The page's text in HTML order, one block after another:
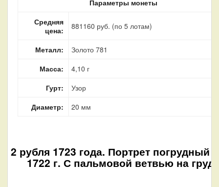
Параметры монеты
Средняя
цена:
881160 руб. (по 5 лотам)
Металл:
Золото 781
Масса:
4,10 г
Гурт:
Узор
Диаметр:
20 мм
2 рубля 1723 года. Портрет погрудный
1722 г. С пальмовой ветвью на